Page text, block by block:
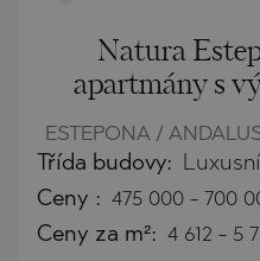
Natura
apartmány s
ESTEPONA /
Třída budovy: Luxusní
Ceny : 475 000 - 700
Ceny za m²: 4 612 - 5